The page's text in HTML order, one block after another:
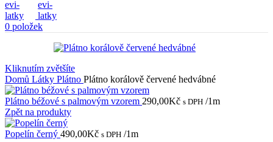
0 položek
Kliknutím zvětšíte
Domů Látky Plátno Plátno korálově červené hedvábné
Plátno béžové s palmovým vzorem 290,00Kč s DPH /1m
Zpět na produkty
Popelín černý 490,00Kč s DPH /1m